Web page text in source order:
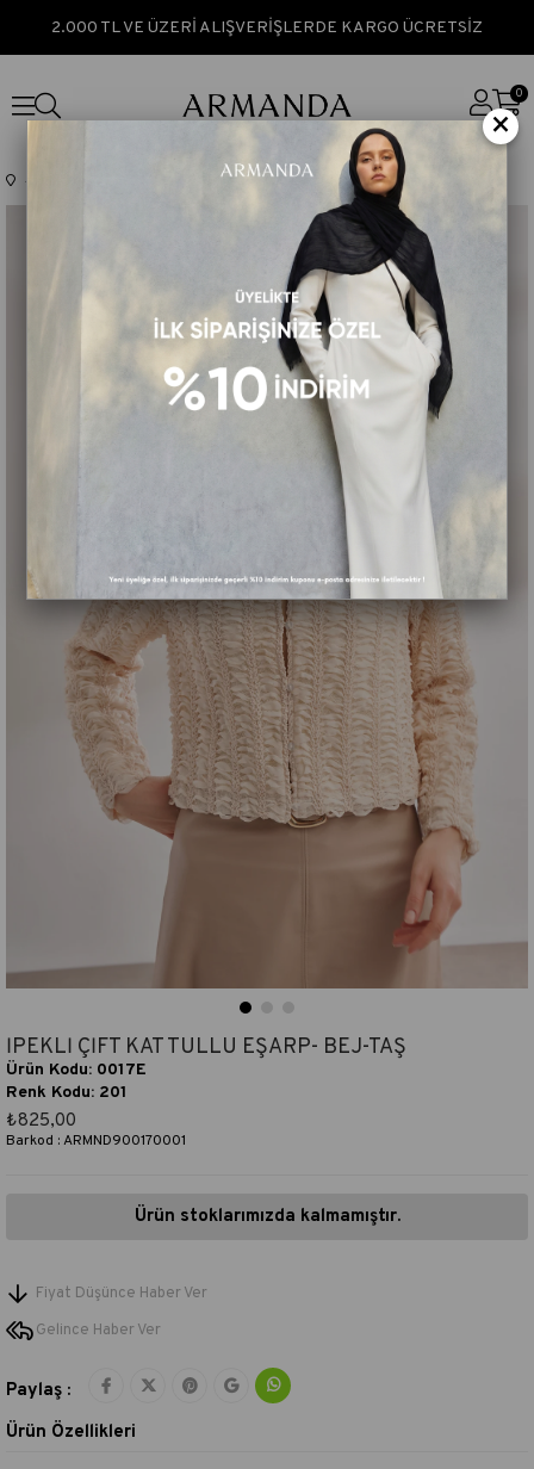
2.000 TL VE ÜZERİ ALIŞVERİŞLERDE KARGO ÜCRETSİZ
0
Anasayfa İPEKLİ ÇİFT KAT TÜLLÜ EŞARP- BEJ-TAŞ
İPEKLİ ÇİFT KAT TÜLLÜ EŞARP- BEJ-TAŞ
Ürün Kodu: 0017E
Renk Kodu: 201
₺825,00
Barkod :ARMND900170001
Ürün stoklarımızda kalmamıştır.
Fiyat Düşünce Haber Ver
Gelince Haber Ver
Paylaş :
Ürün Özellikleri
×